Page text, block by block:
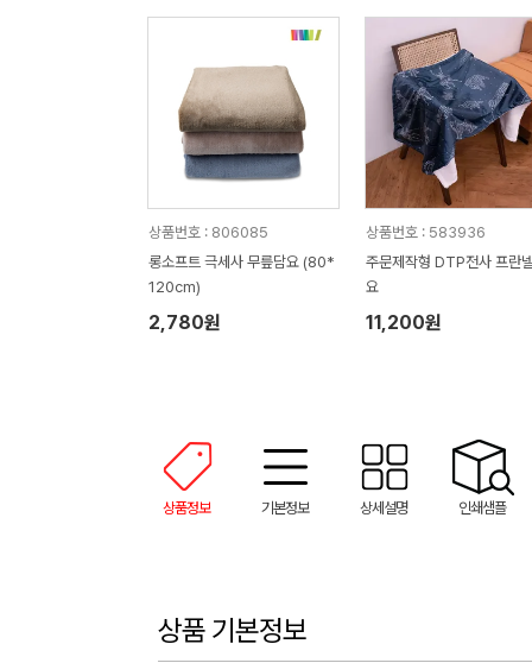
상품번호 : 806085
롱소프트 극세사 무릎담요 (80*
120cm)
2,780원
상품번호 : 583936
주문제작형 DTP전사 프란
요
11,200원
상품정보 기본정보 상세설명 인쇄샘플
상품 기본정보